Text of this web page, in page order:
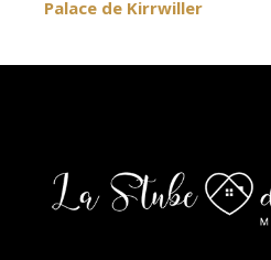
Palace de Kirrwiller